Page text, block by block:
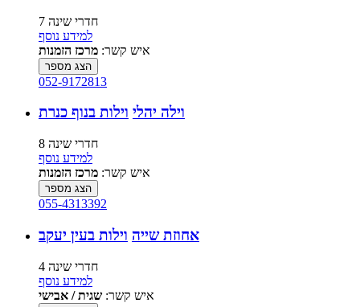
7 חדרי שינה
למידע נוסף
איש קשר: מרכז הזמנות
הצג מספר
052-9172813
וילה יהלי וילות בנוף כנרת
8 חדרי שינה
למידע נוסף
איש קשר: מרכז הזמנות
הצג מספר
055-4313392
אחוזת שייה וילות בעין יעקב
4 חדרי שינה
למידע נוסף
איש קשר: שגית / אבישי